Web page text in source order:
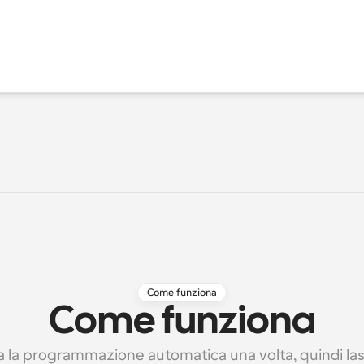
Come funziona
Come funziona
la programmazione automatica una volta, quindi